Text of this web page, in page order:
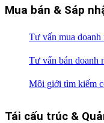
Mua bán & Sáp
Tư vấn mua
Tư vấn bán doanh
Môi giới tìm kiếm
Tái cấu trúc &